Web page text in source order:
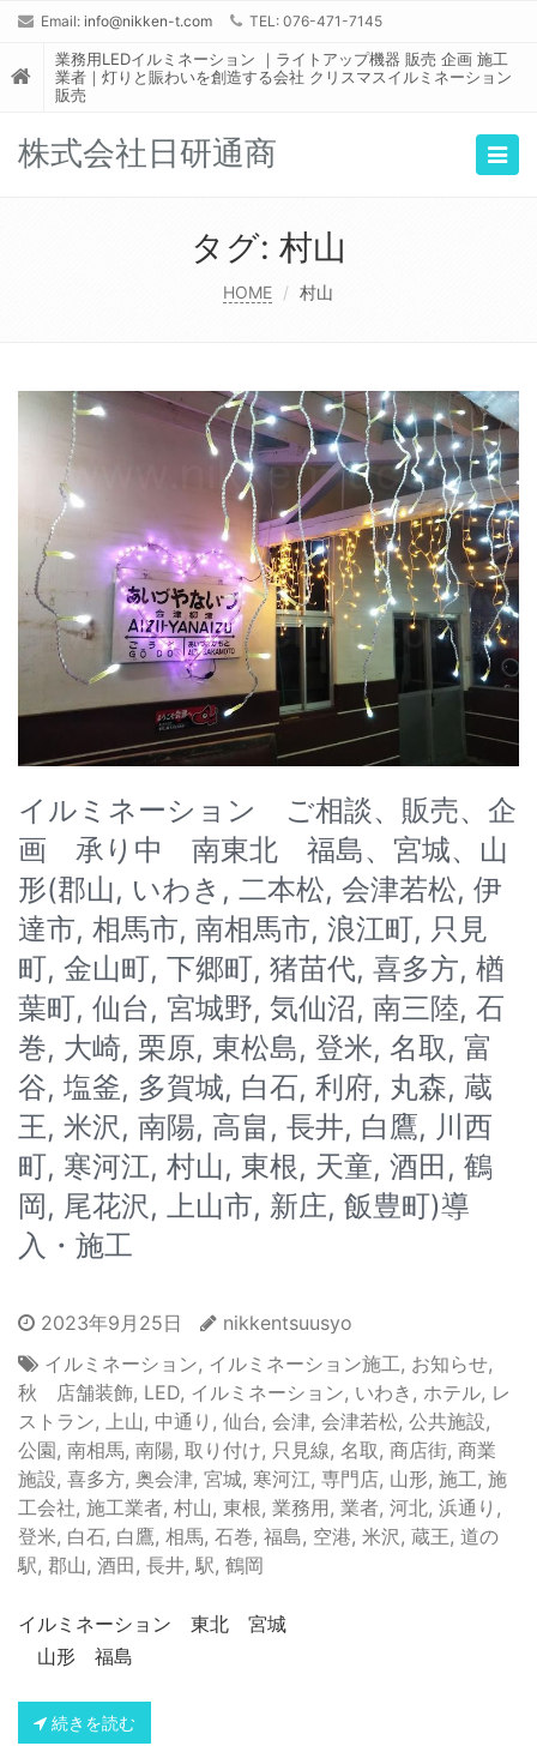
Email: info@nikken-t.com TEL: 076-471-7145
業務用LEDイルミネーション ｜ライトアップ機器 販売 企画 施工
業者｜灯りと賑わいを創造する会社 クリスマスイルミネーション
販売
株式会社日研通商
タグ: 村山
HOME 村山
イルミネーション ご相談、販売、企
画 承り中 南東北 福島、宮城、山
形(郡山, いわき, 二本松, 会津若松, 伊
達市, 相馬市, 南相馬市, 浪江町, 只見
町, 金山町, 下郷町, 猪苗代, 喜多方, 楢
葉町, 仙台, 宮城野, 気仙沼, 南三陸, 石
巻, 大崎, 栗原, 東松島, 登米, 名取, 富
谷, 塩釜, 多賀城, 白石, 利府, 丸森, 蔵
王, 米沢, 南陽, 高畠, 長井, 白鷹, 川西
町, 寒河江, 村山, 東根, 天童, 酒田, 鶴
岡, 尾花沢, 上山市, 新庄, 飯豊町)導
入・施工
2023年9月25日
nikkentsuusyo
イルミネーション, イルミネーション施工, お知らせ,
秋 店舗装飾, LED, イルミネーション, いわき , ホテル, レ
ストラン, 上山, 中通り , 仙台, 会津, 会津若松, 公共施設,
公園, 南相馬, 南陽, 取り付け, 只見線, 名取, 商店街, 商業
施設, 喜多方, 奥会津, 宮城, 寒河江, 専門店, 山形, 施工, 施
工会社, 施工業者, 村山, 東根, 業務用, 業者, 河北, 浜通り ,
登米, 白石, 白鷹, 相馬, 石巻, 福島, 空港, 米沢, 蔵王, 道の
駅, 郡山, 酒田, 長井,駅, 鶴岡
イルミネーション 東北 宮城
山形 福島
続きを読む